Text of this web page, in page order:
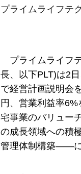
プライムライフテ
プライムライフ
長、以下PLT)は2
で経営計画説明会
円、営業利益率
宅事業のバリュー
の成長領域への積
管理体制構築――に